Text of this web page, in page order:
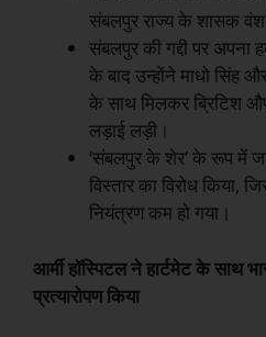
संबलपुर राज्य के शासक
संबलपुर की गद्दी पर
के बाद उन्होंने माधो सिंह
के साथ मिलकर ब्रिटिश
लड़ाई लड़ी।
‘संबलपुर के शेर’ के रूप में
विस्तार का विरोध किया,
नियंत्रण कम हो गया।
आर्मी हॉस्पिटल ने हार्टमेट के साथ
प्रत्यारोपण किया